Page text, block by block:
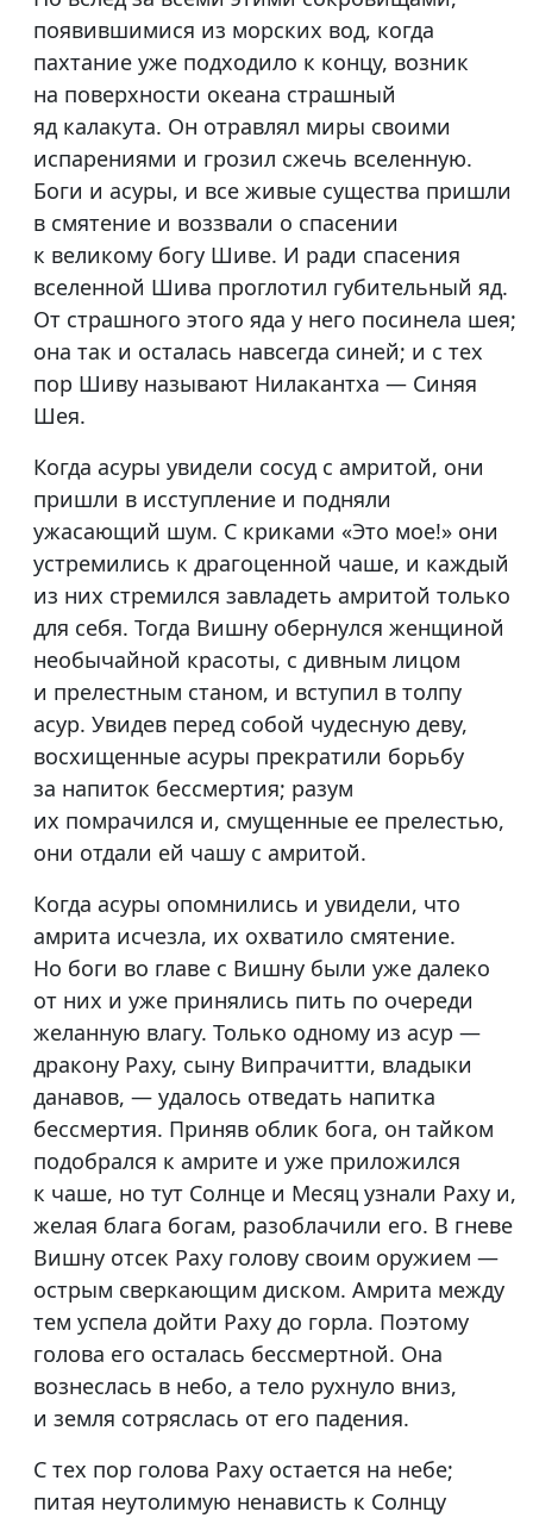
появившимися из морских вод, когда
пахтание уже подходило к концу, возник
на поверхности океана страшный
яд калакута. Он отравлял миры своими
испарениями и грозил сжечь вселенную.
Боги и асуры, и все живые существа пришли
в смятение и воззвали о спасении
к великому богу Шиве. И ради спасения
вселенной Шива проглотил губительный яд.
От страшного этого яда у него посинела шея;
она так и осталась навсегда синей; и с тех
пор Шиву называют Нилакантха — Синяя
Шея.
Когда асуры увидели сосуд с амритой, они
пришли в исступление и подняли
ужасающий шум. С криками «Это мое!» они
устремились к драгоценной чаше, и каждый
из них стремился завладеть амритой только
для себя. Тогда Вишну обернулся женщиной
необычайной красоты, с дивным лицом
и прелестным станом, и вступил в толпу
асур. Увидев перед собой чудесную деву,
восхищенные асуры прекратили борьбу
за напиток бессмертия; разум
их помрачился и, смущенные ее прелестью,
они отдали ей чашу с амритой.
Когда асуры опомнились и увидели, что
амрита исчезла, их охватило смятение.
Но боги во главе с Вишну были уже далеко
от них и уже принялись пить по очереди
желанную влагу. Только одному из асур —
дракону Раху, сыну Випрачитти, владыки
данавов, — удалось отведать напитка
бессмертия. Приняв облик бога, он тайком
подобрался к амрите и уже приложился
к чаше, но тут Солнце и Месяц узнали Раху и,
желая блага богам, разоблачили его. В гневе
Вишну отсек Раху голову своим оружием —
острым сверкающим диском. Амрита между
тем успела дойти Раху до горла. Поэтому
голова его осталась бессмертной. Она
вознеслась в небо, а тело рухнуло вниз,
и земля сотряслась от его падения.
С тех пор голова Раху остается на небе;
питая неутолимую ненависть к Солнцу